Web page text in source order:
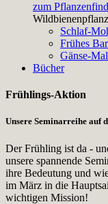
zum
Schlaf-
Frühes
Gänse-
Bücher
Frühlings-Aktion
Unsere Seminarreihe auf
Der Frühling ist da -
unsere spannende
ihre Bedeutung und
im März in die
wichtigen Mission!